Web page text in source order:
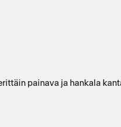
painava ja hankala